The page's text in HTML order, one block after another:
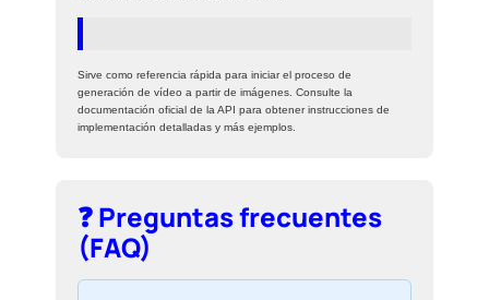
Sirve como referencia rápida para iniciar el proceso de
generación de vídeo a partir de imágenes. Consulte la
documentación oficial de la API para obtener instrucciones de
implementación detalladas y más ejemplos.
❓ Preguntas frecuentes
(FAQ)